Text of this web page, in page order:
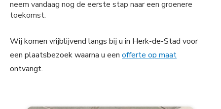
neem vandaag nog de eerste stap naar een groenere
toekomst.
Wij komen vrijblijvend langs bij u in Herk-de-Stad voor
een plaatsbezoek waarna u een offerte op maat
ontvangt.